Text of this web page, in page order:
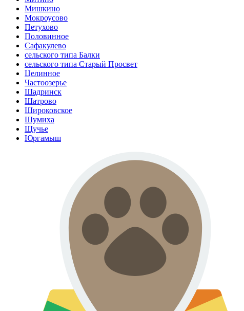
Мишкино
Мокроусово
Петухово
Половинное
Сафакулево
сельского типа Балки
сельского типа Старый Просвет
Целинное
Частоозерье
Шадринск
Шатрово
Широковское
Шумиха
Щучье
Юргамыш